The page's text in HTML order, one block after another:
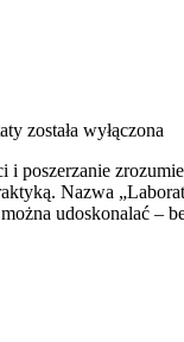
została wyłączona
Nazwa
udoskonalać –